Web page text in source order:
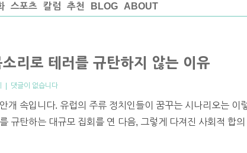
스포츠 칼럼 추천 BLOG ABOUT
리로 테러를 규탄하지 않는 이유
| 댓글이 없습니다
개 속입니다. 유럽의 주류 정치인들이 꿈꾸는 시나리오는 이
규탄하는 대규모 집회를 연 다음, 그렇게 다져진 사회적 합